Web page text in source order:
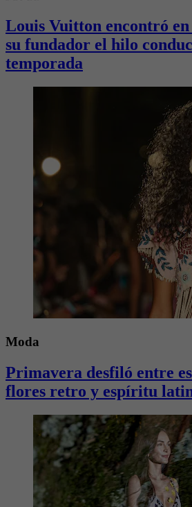
Louis Vuitton encontró
su fundador el hilo
temporada
Moda
Primavera desfiló entre
flores retro y espíritu